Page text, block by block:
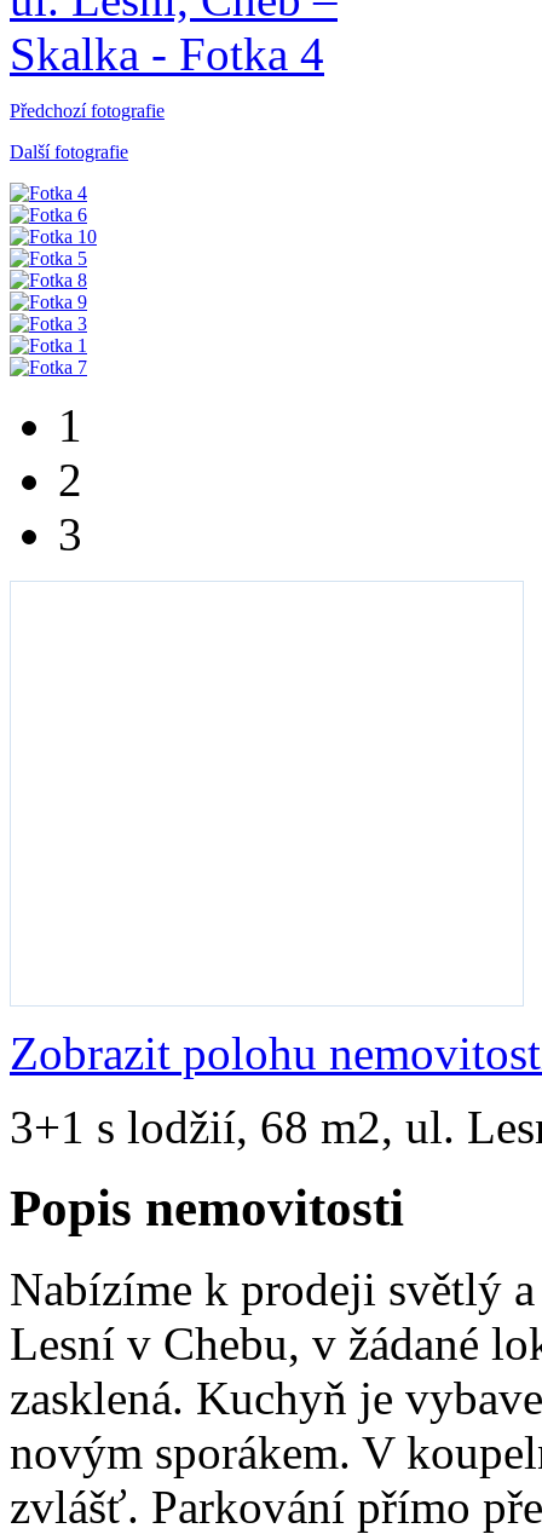
Předchozí fotografie
Další fotografie
1
2
3
Zobrazit polohu
3+1 s lodžií, 68 m2, ul.
Popis nemovitosti
Nabízíme k prodeji světlý
Lesní v Chebu, v žádané
zasklená. Kuchyň je
novým sporákem. V
zvlášť. Parkování přímo